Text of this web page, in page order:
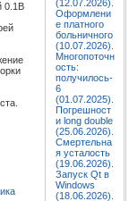
0.1В
(12.07.2026).
Оформлени
е платного
больничного
(10.07.2026).
Многопоточн
ость:
получилось-
6
(01.07.2025).
Погрешност
и long double
(25.06.2026).
Смертельна
я усталость
(19.06.2026).
Запуск Qt в
Windows
(18.06.2026).